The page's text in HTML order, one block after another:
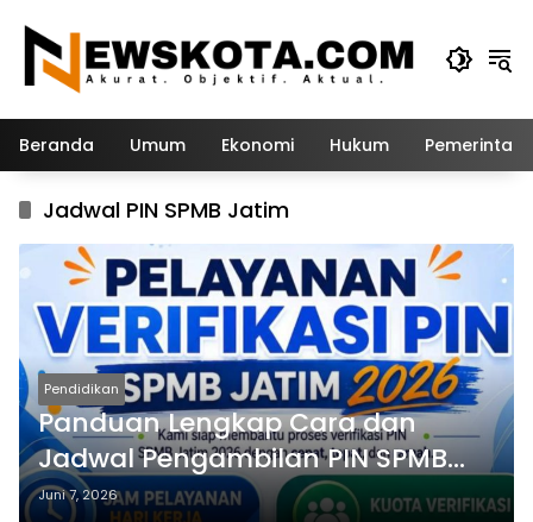
konten
Beranda Umum Ekonomi Hukum
Jadwal PIN SPMB Jatim
Pendidikan
Panduan Lengkap Cara dan
Jadwal Pengambilan PIN SPMB
Jatim 2026 Jenjang SMA/SMK
Juni 7, 2026